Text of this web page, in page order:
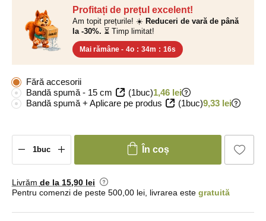
Profitați de prețul excelent!
Am topit prețurile! ☀️ Reduceri de vară de până
la -30%. ⏳ Timp limitat!
Mai rămâne - 4o : 34m : 16s
Fără accesorii
Bandă spumă - 15 cm
(1buc)1,46 lei
Bandă spumă + Aplicare pe produs
(1buc)9,33 lei
În coș
Livrăm de la 15,90 lei
Pentru comenzi de peste 500,00 lei, livrarea este gratuită